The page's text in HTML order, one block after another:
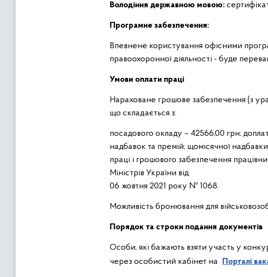
Володіння державною мовою:
Програмне забезпечення:
Впевнене користування офісними
правоохоронної діяльності - буде
Умови оплати праці
Нараховане грошове забезпечення (з
що складається з:
посадового окладу – 42566,00 грн;
надбавок та премій; щомісячної
праці і грошового забезпечення
Міністрів України від
06 жовтня 2021 року № 1068.
Можливість бронювання для
Порядок та строки подання документів
Особи, які бажають взяти участь у
через особистий кабінет на Порталі